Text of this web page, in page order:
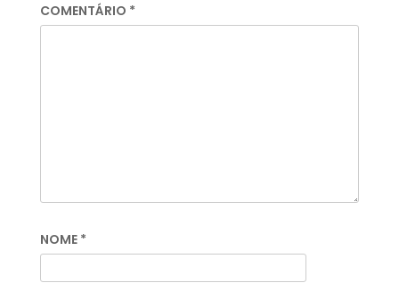
COMENTÁRIO *
NOME *